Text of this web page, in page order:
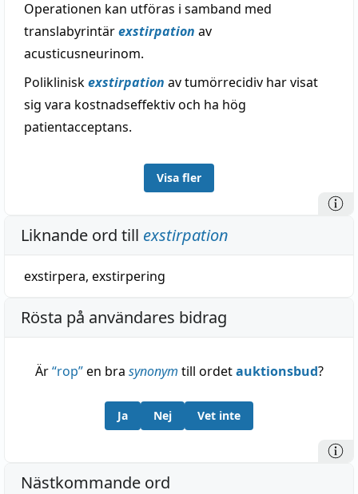
Operationen kan utföras i samband med
translabyrintärexstirpation av
acusticusneurinom.
Polikliniskexstirpation av tumörrecidiv har visat
sig vara kostnadseffektiv och ha hög
patientacceptans.
Visa fler
Liknande ord till exstirpation
exstirpera, exstirpering
Rösta på användares bidrag
Är“rop”en bra synonym till ordetauktionsbud?
Ja Nej Vet inte
Nästkommande ord